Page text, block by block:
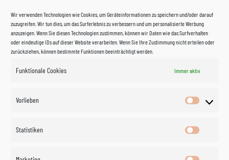
Wir verwenden Technologien wie Cookies, um Geräteinformationen zu speichern und/oder darauf
zuzugreifen. Wir tun dies, um das Surferlebnis zu verbessern und um personalisierte Werbung
anzuzeigen. Wenn Sie diesen Technologien zustimmen, können wir Daten wie das Surfverhalten
oder eindeutige IDs auf dieser Website verarbeiten. Wenn Sie Ihre Zustimmung nicht erteilen oder
zurückziehen, können bestimmte Funktionen beeinträchtigt werden.
Funktionale Cookies Immer aktiv
Vorlieben
Vorlieben
Statistiken